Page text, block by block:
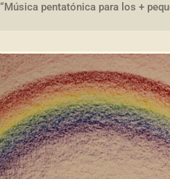
“Música pentatónica para los +